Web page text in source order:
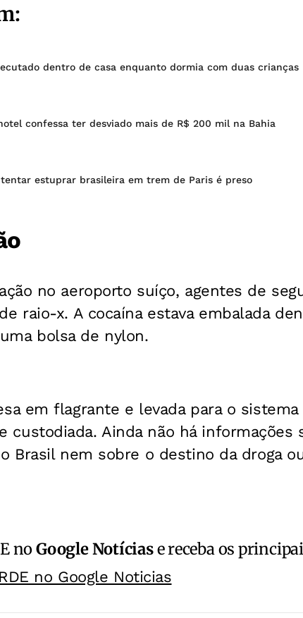
dentro de casa enquanto dormia com duas crianças
confessa ter desviado mais de R$ 200 mil na Bahia
estuprar brasileira em trem de Paris é preso
no aeroporto suíço, agentes de
raio-x. A cocaína estava embalada
bolsa de nylon.
em flagrante e levada para o sistema
custodiada. Ainda não há informações
Brasil nem sobre o destino da droga
noGoogle Notíciase receba os
no Google Noticias